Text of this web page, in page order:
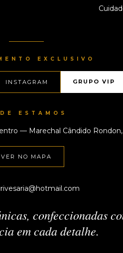
EXCLUSIVO
INSTAGRAM GRUPO VIP
ESTAMOS
— Marechal Cândido Rondon,
VER NO MAPA
confeccionadas
em cada detalhe.